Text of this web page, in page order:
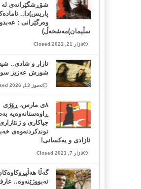
شۆڕشگێرانەی لە
پاریس)دا..
وەرگێرانی :
سڵیمان)مەشخەڵ)
ئازار 21, 2021 Closed
ئازار و شادی..
شورش عەزیز
تەموز 13, 2026 Closed
٨ی مارس، ڕۆژی
ڕاوەستانەوەیە
جیاکاری و
توندکردنەوەی
ئازادی و یەکسانی!
ئازار 7, 2023 Closed
گەڵا
ئەبووژێنەوە..